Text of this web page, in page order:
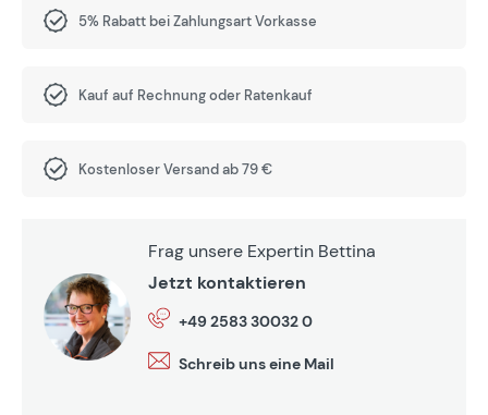
5% Rabatt bei Zahlungsart Vorkasse
Kauf auf Rechnung oder Ratenkauf
Kostenloser Versand ab 79 €
Frag unsere Expertin Bettina
Jetzt kontaktieren
+49 2583 30032 0
Schreib uns eine Mail